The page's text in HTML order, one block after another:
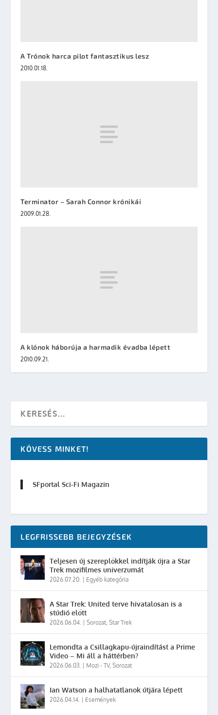
A Trónok harca pilot fantasztikus lesz
2010.01.18.
Terminator – Sarah Connor krónikái
2009.01.28.
A klónok háborúja a harmadik évadba lépett
2010.09.21.
KÖVESS MINKET!
SFportal Sci-Fi Magazin
LEGFRISSEBB BEJEGYZÉSEK
Teljesen új szereplőkkel indítják újra a Star
Trek mozifilmes univerzumát
2026.07.20. | Egyéb kategória
A Star Trek: United terve hivatalosan is a
stúdió előtt
2026.06.04. |Sorozat ,Star Trek
Lemondta a Csillagkapu-újraindítást a Prime
Video – Mi áll a háttérben?
2026.06.03. | Mozi - TV,Sorozat
Ian Watson a halhatatlanok útjára lépett
2026.04.14. | Események